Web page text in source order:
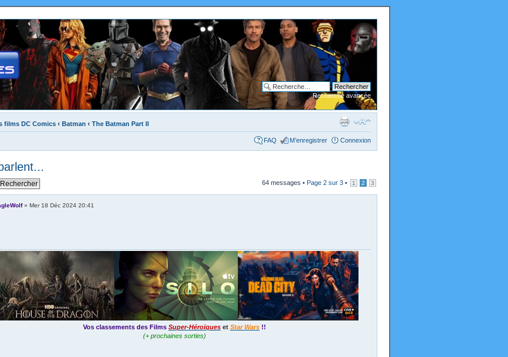
Recherche avancée
films DC Comics ‹ Batman ‹ The Batman Part II
FAQ M’enregistrer Connexion
64 messages • Page 2 sur 3 • 1 2 3
» Mer 18 Déc 2024 20:41
Vos classements des Films Super-Héroïques et Star Wars !!
(+ prochaines sorties)